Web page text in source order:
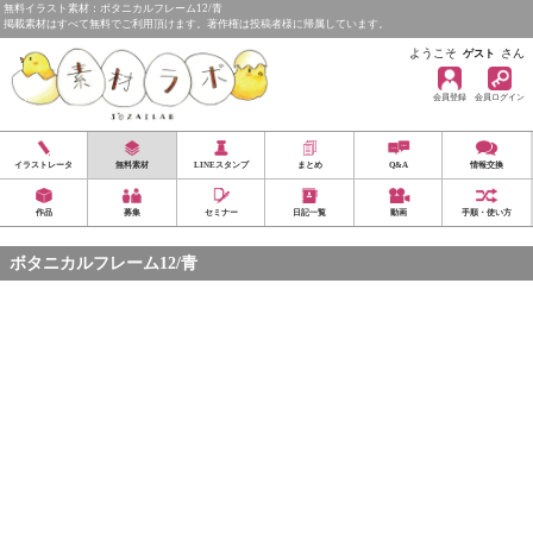
無料イラスト素材：ボタニカルフレーム12/青
掲載素材はすべて無料でご利用頂けます。著作権は投稿者様に帰属しています。
ようこそ ゲスト さん
会員登録 会員ログイン
イラストレータ 無料素材 LINEスタンプ まとめ Q&A 情報交換
作品 募集 セミナー 日記一覧 動画 手順・使い方
ボタニカルフレーム12/青